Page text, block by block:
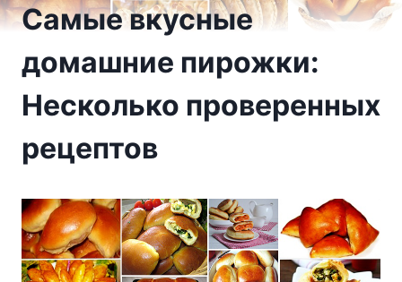
Самые вкусные
домашние пирожки:
Несколько проверенных
рецептов